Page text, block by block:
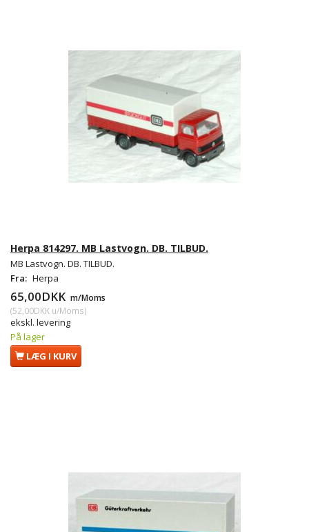
Herpa 814297. MB Lastvogn. DB. TILBUD.
MB Lastvogn. DB. TILBUD.
Fra: Herpa
65,00DKK m/Moms
(52,00DKK u/Moms)
ekskl. levering
På lager
LÆG I KURV